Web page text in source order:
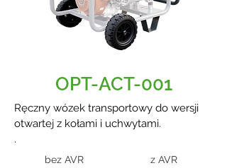
OPT-ACT-001
Ręczny wózek transportowy do wersji
otwartej z kołami i uchwytami.
.
bez AVR z AVR